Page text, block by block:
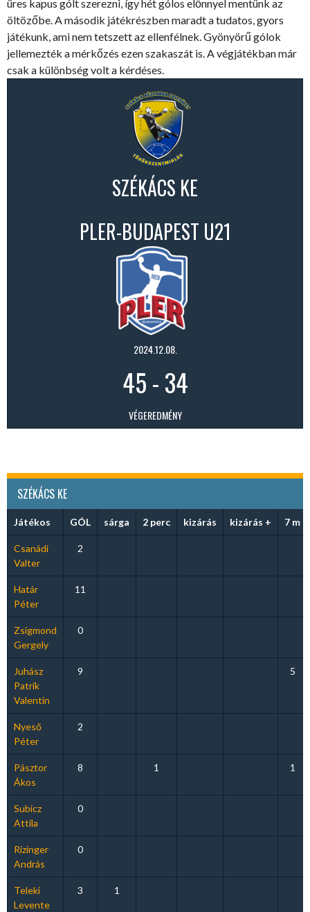
üres kapus gólt szerezni, így hét gólos előnnyel mentünk az
öltözőbe. A második játékrészben maradt a tudatos, gyors
játékunk, ami nem tetszett az ellenfélnek. Gyönyörű gólok
jellemezték a mérkőzés ezen szakaszát is. A végjátékban már
csak a különbség volt a kérdéses.
SZÉKÁCS KE
PLER-BUDAPEST U21
2024.12.08.
45-34
VÉGEREDMÉNY
SZÉKÁCS KE
Játékos GÓL sárga 2 perc kizárás kizárás + 7 m
Csanádi
Valter
2
Határ
Péter
11
Zsigmond
Gergely
0
Juhász
Patrik
Valentin
9 5
Nyeső
Péter
2
Pásztor
Ákos
8 1 1
Subicz
Attila
0
Rizinger
András
0
Teleki
Levente
3 1